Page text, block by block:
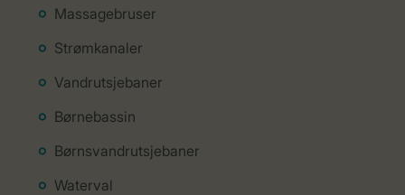
Massagebruser
Strømkanaler
Vandrutsjebaner
Børnebassin
Børnsvandrutsjebaner
Waterval